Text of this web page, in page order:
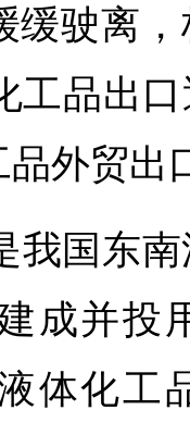
缓驶离
工品出
品外贸出
我国东
成并投
体化工